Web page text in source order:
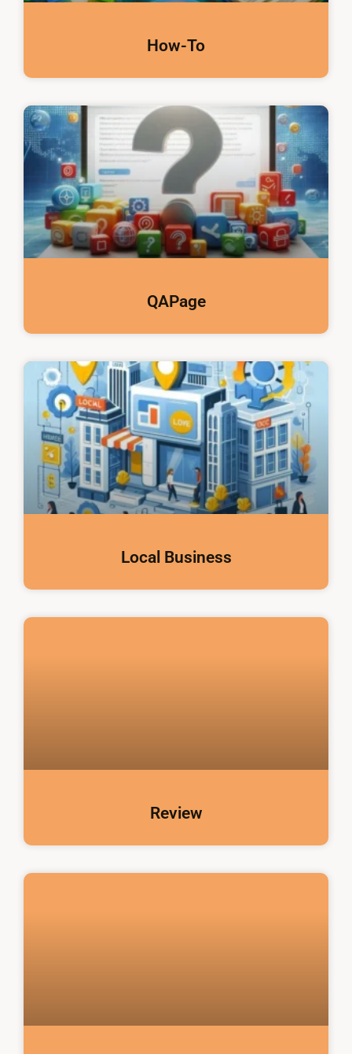
How-To
QAPage
Local Business
Review